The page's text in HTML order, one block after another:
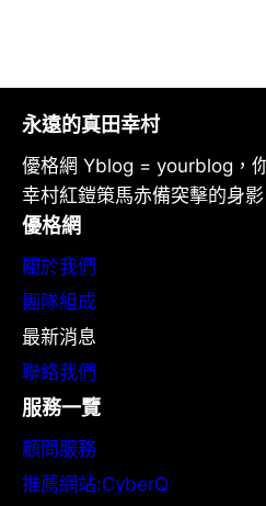
永遠的真田幸村
優格網 Yblog = yourblog，
幸村紅鎧策馬赤備突擊的身
優格網
關於我們
團隊組成
最新消息
聯絡我們
服務一覽
顧問服務
推薦網站:CyberQ